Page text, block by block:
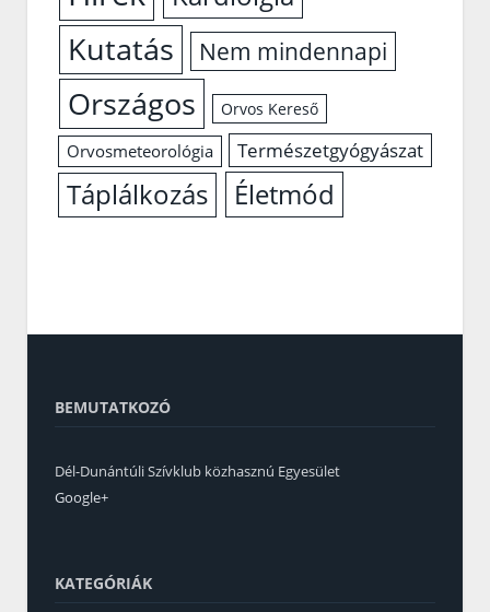
Kutatás Nem mindennapi
Országos Orvos Kereső
Orvosmeteorológia Természetgyógyászat
Táplálkozás Életmód
BEMUTATKOZÓ
Dél-Dunántúli Szívklub közhasznú Egyesület
Google+
KATEGÓRIÁK